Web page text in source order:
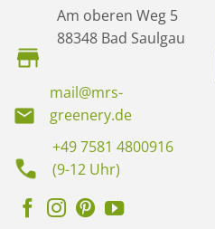
Am oberen Weg 5
88348 Bad Saulgau
mail@mrs-
greenery.de
+49 7581 4800916
(9-12 Uhr)